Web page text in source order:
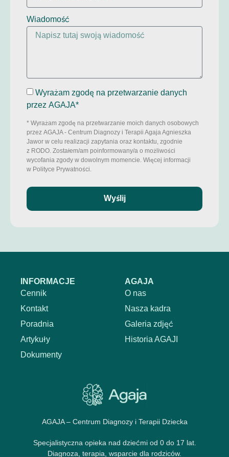
Wiadomość
Wyrażam zgodę na przetwarzanie danych
przez AGAJA*
* Wyrażam zgodę na przetwarzanie moich danych osobowych
przez AGAJA - Centrum Diagnozy i Terapii Agaja Agnieszka
Jawor w celu realizacji zapytania oraz kontaktu, zgodnie
z RODO. Zostałem/am poinformowany/a o możliwości
wycofania zgody w dowolnym momencie. Więcej informacji
w Polityce Prywatności.
Wyślij
AGAJA – Centrum Diagnozy i Terapii Dziecka
Specjalistyczna opieka nad dziećmi od 0 do 17 lat.
Diagnoza, terapia, wsparcie dla rodziców.
AGAJA
O nas
Nasza kadra
Galeria zdjęć
Historia AGAJI
INFORMACJE
Cennik
Kontakt
Poradnia
Artykuły
Dokumenty